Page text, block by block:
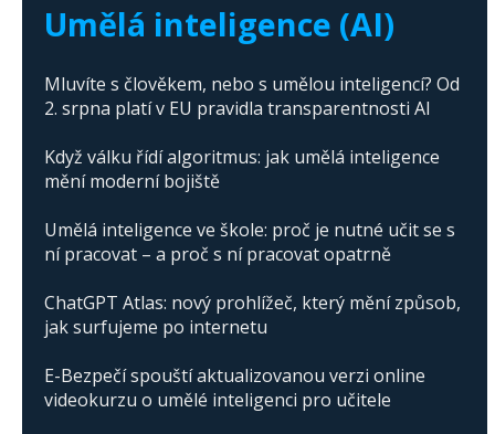
Umělá inteligence (AI)
Mluvíte s člověkem, nebo s umělou inteligencí? Od
2. srpna platí v EU pravidla transparentnosti AI
Když válku řídí algoritmus: jak umělá inteligence
mění moderní bojiště
Umělá inteligence ve škole: proč je nutné učit se s
ní pracovat – a proč s ní pracovat opatrně
ChatGPT Atlas: nový prohlížeč, který mění způsob,
jak surfujeme po internetu
E-Bezpečí spouští aktualizovanou verzi online
videokurzu o umělé inteligenci pro učitele